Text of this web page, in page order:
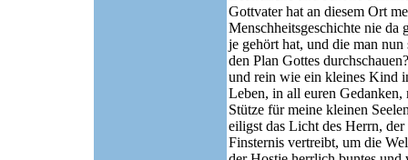
Gottvater hat an diesem Ort
Menschheitsgeschichte nie da
je gehört hat, und die man
den Plan Gottes
und rein wie ein kleines Kind
Leben, in all euren
Stütze für meine kleinen
eiligst das Licht des Herrn,
Finsternis vertreibt, um die